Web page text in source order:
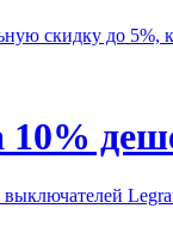
скидку до 5%,